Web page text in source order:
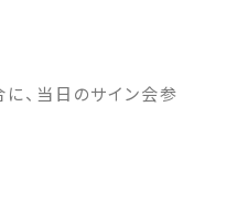
、当日のサイン会参